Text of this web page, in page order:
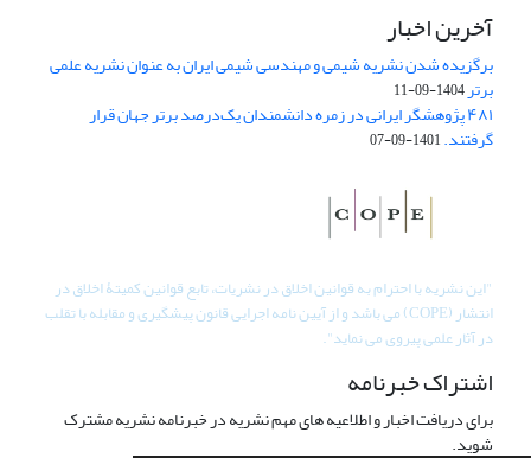
آخرین اخبار
برگزیده شدن نشریه شیمی و مهندسی شیمی ایران به عنوان نشریه علمی
برتر1404-09-11
۴۸۱ پژوهشگر ایرانی در زمره دانشمندان یک‌درصد برتر جهان قرار
گرفتند.1401-09-07
"این نشریه با احترام به قوانین اخلاق در نشریات، تابع قوانین کمیتۀ اخلاق در
انتشار (COPE) می باشد و از آیین نامه اجرایی قانون پیشگیری و مقابله با تقلب
در آثار علمی پیروی می نماید".
اشتراک خبرنامه
برای دریافت اخبار و اطلاعیه های مهم نشریه در خبرنامه نشریه مشترک
شوید.